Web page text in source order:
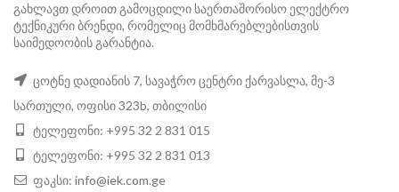
გახლავთ დროით გამოცდილი საერთაშორისო ელექტრო
ტექნიკური ბრენდი, რომელიც მომხმარებლებისთვის
საიმედოობის გარანტია.
ცოტნე დადიანის 7, სავაჭრო ცენტრი ქარვასლა, მე-3
სართული, ოფისი 323b, თბილისი
ტელეფონი: +995 32 2 831 015
ტელეფონი: +995 32 2 831 013
ფაკსი: info@iek.com.ge